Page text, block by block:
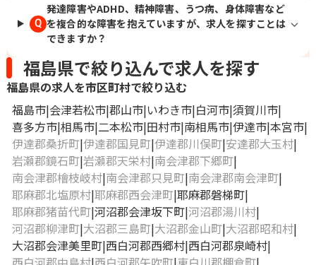
Q
発達障害やADHD、精神障害、うつ病、身体障害など
を複合的な障害を抱えていますが、求人を探すことは
できますか？
福島県で絞り込んで求人を探す
福島県の求人を市区町村で絞り込む
福島市 会津若松市 郡山市 いわき市 白河市 須賀川市
喜多方市 相馬市 二本松市 田村市 南相馬市 伊達市 本宮市
伊達郡桑折町 伊達郡国見町 伊達郡川俣町 安達郡大玉村
岩瀬郡鏡石町 岩瀬郡天栄村 南会津郡下郷町
南会津郡檜枝岐村 南会津郡只見町 南会津郡南会津町
耶麻郡北塩原村 耶麻郡西会津町 耶麻郡磐梯町
耶麻郡猪苗代町 河沼郡会津坂下町 河沼郡湯川村
河沼郡柳津町 大沼郡三島町 大沼郡金山町 大沼郡昭和村
大沼郡会津美里町 西白河郡西郷村 西白河郡泉崎村